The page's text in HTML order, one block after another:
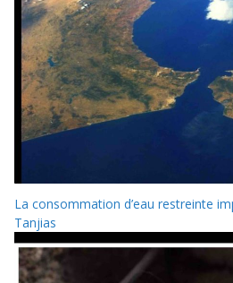
La consommation d’eau restreinte
Tanjias